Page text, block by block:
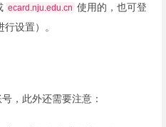
ecard.nju.edu.cn 使用的，也可登
行设置）。
，此外还需要注意：